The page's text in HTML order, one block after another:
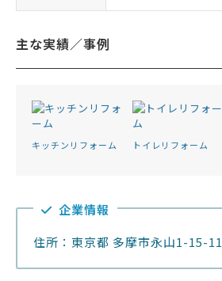
主な実績／事例
キッチンリフォーム トイレリフォーム
企業情報
住所：東京都 多摩市永山1-15-11